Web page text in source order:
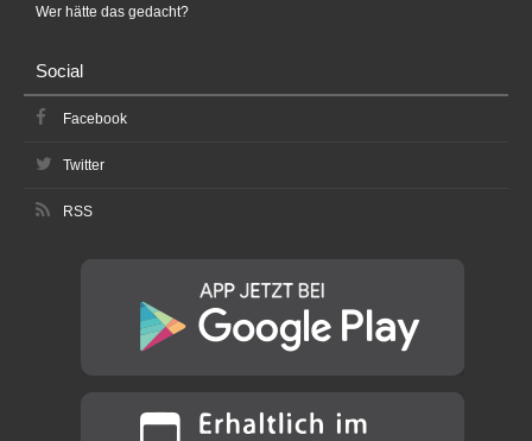
Wer hätte das gedacht?
Social
Facebook
Twitter
RSS